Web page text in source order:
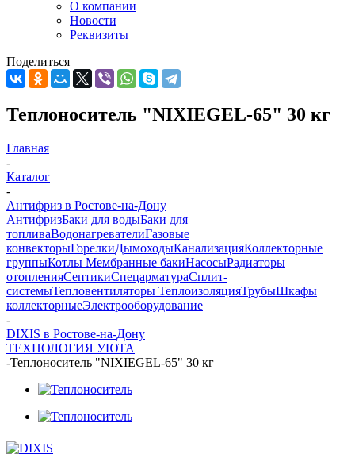
О компании
Новости
Реквизиты
Поделиться
Теплоноситель "NIXIEGEL-65" 30 кг
Главная
-
Каталог
-
Антифриз в Ростове-на-Дону
АнтифризБаки для водыБаки для
топливаВодонагревателиГазовые
конвекторыГорелкиДымоходыКанализацияКоллекторные
группыКотлы Мембранные бакиНасосыРадиаторы
отопленияСептикиСпецарматураСплит-
системыТепловентиляторы ТеплоизоляцияТрубыШкафы
коллекторныеЭлектрооборудование
-
DIXIS в Ростове-на-Дону
ТЕХНОЛОГИЯ УЮТА
-Теплоноситель "NIXIEGEL-65" 30 кг